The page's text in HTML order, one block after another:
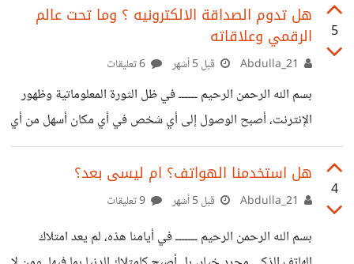
فعندها يظن الرياضيات هي الشيء القويم بينما الرياضيات ليست
إلا حركة يسبقها التهيئة الثابتة فالمثلث هو مثلث ما دامت الارض
هي الارض، لذلك حينما جربت الكثير من المحاكيات لاحظت شيئاً
يصل له من فهم الرياضيات فهماً حثيثاً، أن المبرمج بشكل عام
يُحدث حركة كهربائية فقط لكن ما حدث تحت هذه
5
هل تدوم الصداقة الالكترونيه ؟ وما تحت عالم
الرقمي وعلاقاته
قبل 5 أشهر
بسم الله الرحمن الرحيم ــــــ في ظل الثورة المعلوماتية وظهور
الإنترنت، أصبح الوصول إلى أي شخص في أي مكان أسهل من أي
وقت مضى. توسع مجال طرح الأفكار من الدائرة الضيقة (البيت
والبيئة المحيطة) إلى دائرة عالمية شاسعة وشاملة. ولكن، هل هذا
الانفتاح جعلنا أكثر تواصلًا أم أكثر عزلة؟ اكتساب العواطف من
العلاقات الاجتماعية الواقعية، ولجأ البعض إلى اكتساب العواطف
4
هل استخدمنا الهواتف؟ ام ليسى بعد؟
قبل 5 أشهر
بسم الله الرحمن الرحيم ـــــــ في أيامنا هذه، لم يعد امتلاك